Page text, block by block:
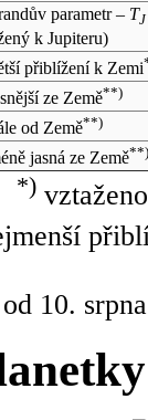
parametr – TJ
k Jupiteru)
přiblížení k Zemi
ze Země**)
od Země**)
jasná ze Země**)
*)
10.